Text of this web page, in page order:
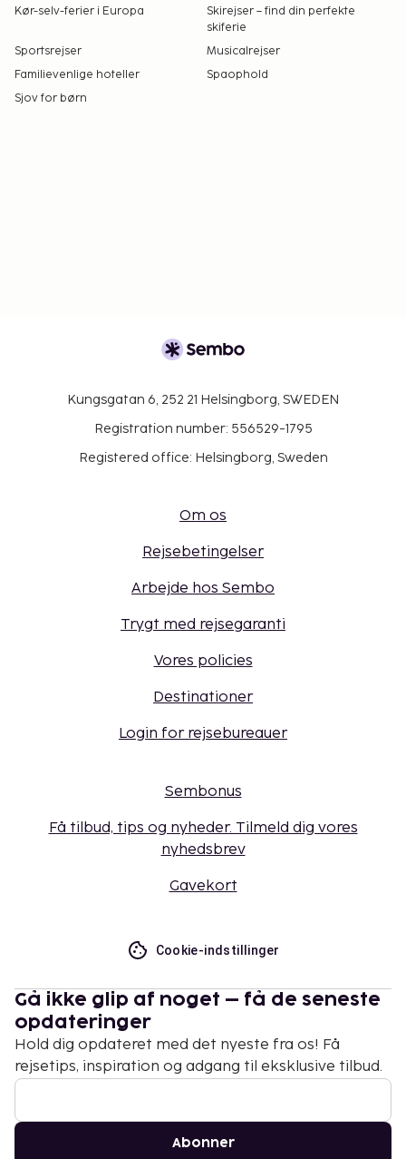
Kør-selv-ferier i Europa
Skirejser – find din perfekte
skiferie
Sportsrejser
Musicalrejser
Familievenlige hoteller
Spaophold
Sjov for børn
Kungsgatan 6, 252 21 Helsingborg, SWEDEN
Registration number: 556529-1795
Registered office: Helsingborg, Sweden
Om os
Rejsebetingelser
Arbejde hos Sembo
Trygt med rejsegaranti
Vores policies
Destinationer
Login for rejsebureauer
Sembonus
Få tilbud, tips og nyheder. Tilmeld dig vores
nyhedsbrev
Gavekort
Cookie-indstillinger
Gå ikke glip af noget – få de seneste
opdateringer
Hold dig opdateret med det nyeste fra os! Få
rejsetips, inspiration og adgang til eksklusive tilbud.
Abonner